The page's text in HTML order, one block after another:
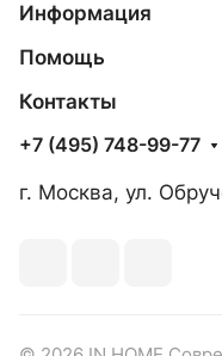
Информация
Помощь
Контакты
+7 (495) 748-99-77
г. Москва, ул.